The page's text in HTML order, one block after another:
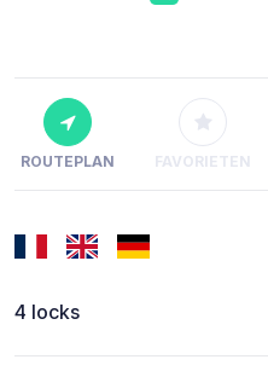
ROUTEPLAN FAVORIETEN
4 locks